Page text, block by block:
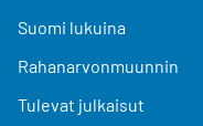
Suomi lukuina
Rahanarvonmuunnin
Tulevat julkaisut